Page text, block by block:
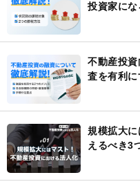
投資家にな
不動産投
査を有利に
規模拡大
えるべき3